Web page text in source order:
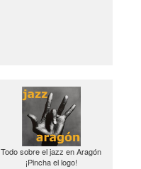
Todo sobre el jazz en Aragón
¡Pincha el logo!